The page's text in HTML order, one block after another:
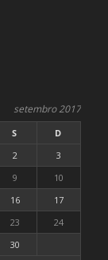
setembro 2017
S D
2
3
9
10
16
17
23
24
30